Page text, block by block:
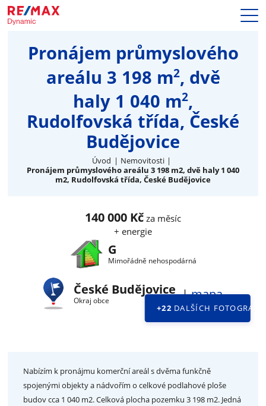
Naše služby
Nemovitosti
Makléři
Blog
Kariéra
Hypotéky
Kontakty
Pronájem průmyslového
areálu 3 198 m2, dvě
haly 1 040 m2,
Rudolfovská třída, České
Budějovice
Úvod
Nemovitosti
Pronájem průmyslového areálu 3 198 m2, dvě haly 1 040
m2, Rudolfovská třída, České Budějovice
140 000 Kč za měsíc
+ energie
G
Mimořádně nehospodárná
České Budějovice
Okraj obce |mapa
+22 DALŠÍCH FOTOGRAFII
Nabízím k pronájmu komerční areál s dvěma funkčně
spojenými objekty a nádvořím o celkové podlahové ploše
budov cca 1 040 m2. Celková plocha pozemku 3 198 m2. Jedná